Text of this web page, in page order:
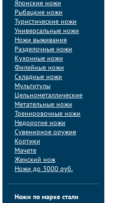
Японские ножи
Рыбацкие ножи
Туристические ножи
Универсальные ножи
Ножи выживания
Разделочные ножи
Кухонные ножи
Филейные ножи
Складные ножи
Мультитулы
Цельнометаллические
Метательные ножи
Тренировочные ножи
Недорогие ножи
Сувенирное оружие
Кортики
Мачете
Женский нож
Ножи до 3000 руб.
Ножи по марке стали